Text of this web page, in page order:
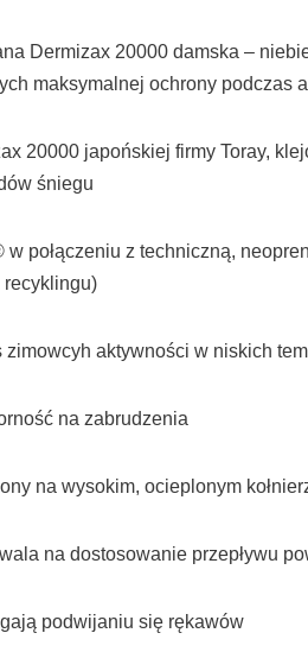
Dermizax 20000 damska –
maksymalnej ochrony podczas
20000 japońskiej firmy Toray,
śniegu
połączeniu z techniczną,
recyklingu)
aktywności w niskich
na zabrudzenia
na wysokim, ocieplonym
na dostosowanie przepływu
podwijaniu się rękawów